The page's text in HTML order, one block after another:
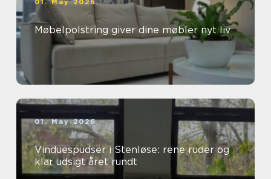
01. May 2026
Møbelpolstring giver dine møbler nyt liv
01. May 2026
Vinduespudser i Stenløse: rene ruder og
klar udsigt året rundt